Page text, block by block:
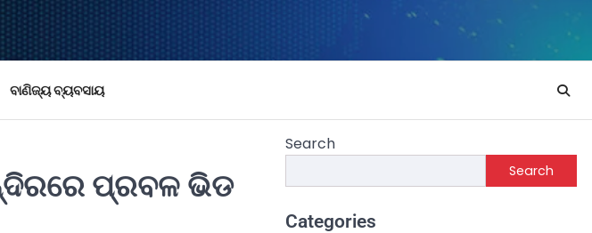
ବାଣିଜ୍ୟ ବ୍ୟବସାୟ
ପ୍ରବଳ ଭିଡ
Search
Search
Categories